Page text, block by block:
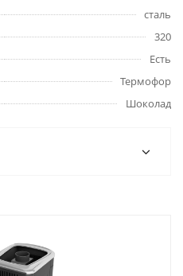
сталь
320
Есть
Термофор
Шоколад